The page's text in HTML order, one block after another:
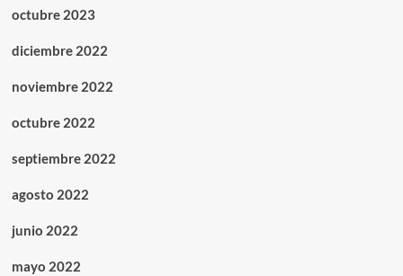
octubre 2023
diciembre 2022
noviembre 2022
octubre 2022
septiembre 2022
agosto 2022
junio 2022
mayo 2022